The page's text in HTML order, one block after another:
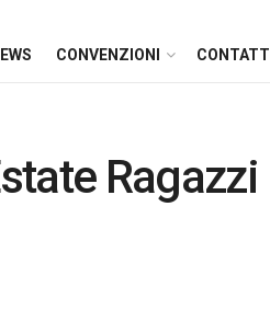
CONVENZIONI CONTATTI
Ragazzi